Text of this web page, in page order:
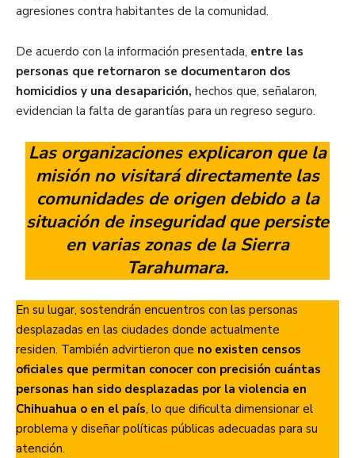
agresiones contra habitantes de la comunidad.
De acuerdo con la información presentada, entre las
personas que retornaron se documentaron dos
homicidios y una desaparición, hechos que, señalaron,
evidencian la falta de garantías para un regreso seguro.
Las organizaciones explicaron que la
misión no visitará directamente las
comunidades de origen debido a la
situación de inseguridad que persiste
en varias zonas de la Sierra
Tarahumara.
En su lugar, sostendrán encuentros con las personas
desplazadas en las ciudades donde actualmente
residen. También advirtieron que no existen censos
oficiales que permitan conocer con precisión cuántas
personas han sido desplazadas por la violencia en
Chihuahua o en el país, lo que dificulta dimensionar el
problema y diseñar políticas públicas adecuadas para su
atención.